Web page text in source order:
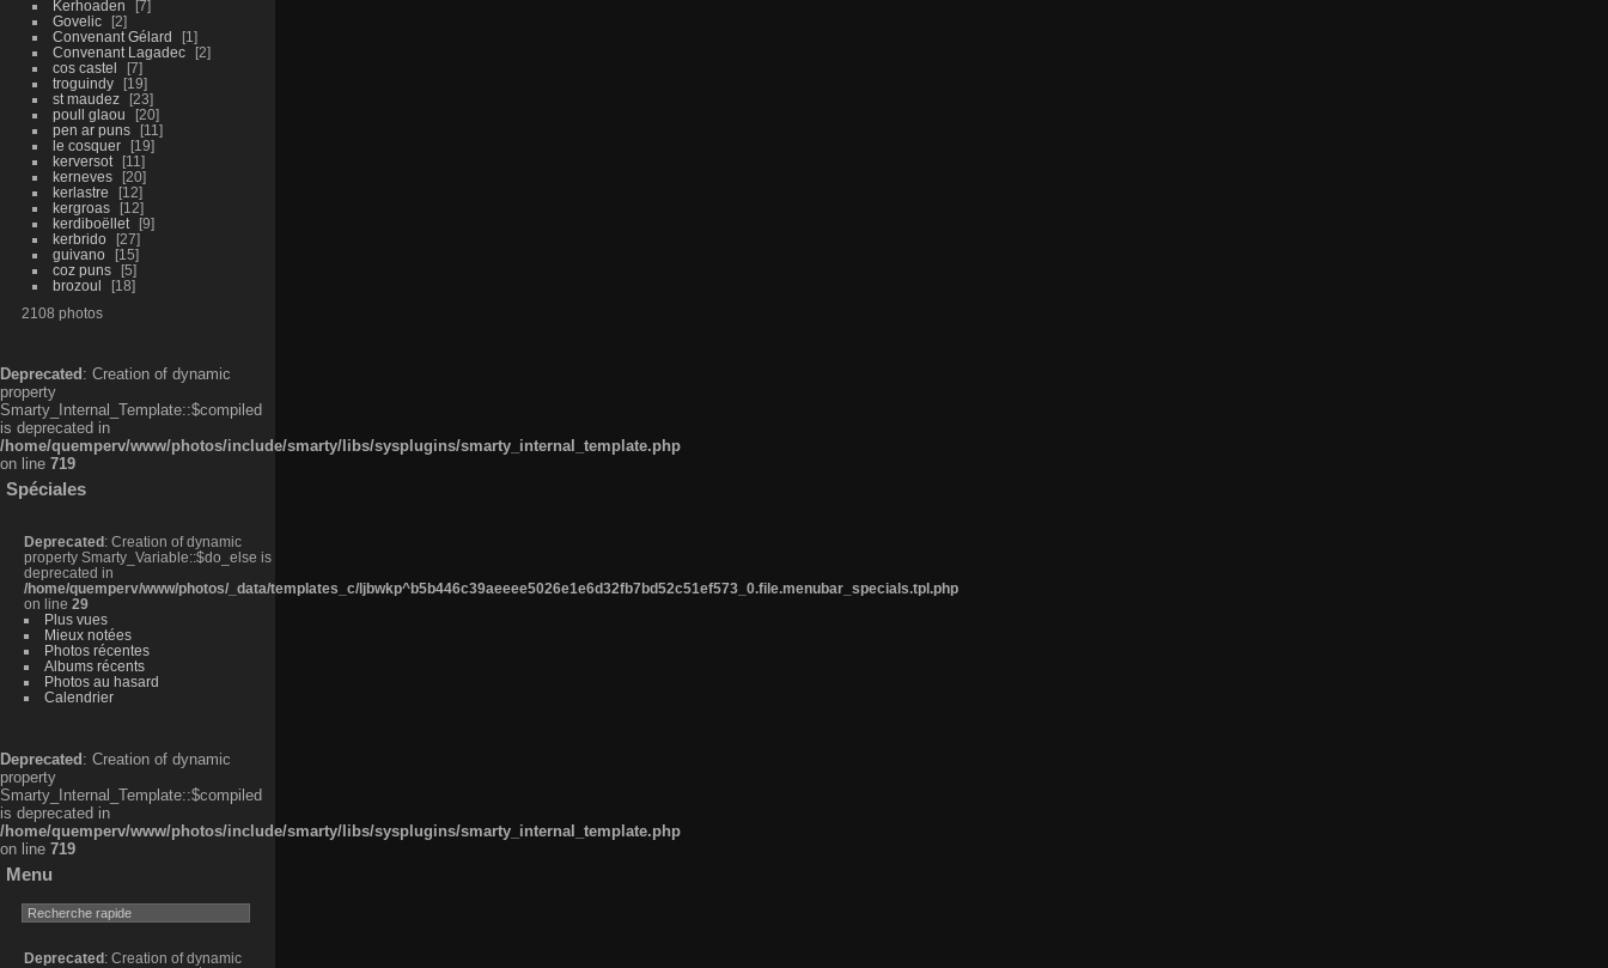
Kerhoaden
7
Govelic
2
Convenant Gélard
1
Convenant Lagadec
2
cos castel
7
troguindy
19
st maudez
23
poull glaou
20
pen ar puns
11
le cosquer
19
kerversot
11
kerneves
20
kerlastre
12
kergroas
12
kerdiboëllet
9
kerbrido
27
guivano
15
coz puns
5
brozoul
18
2108 photos
Deprecated : Creation of dynamic
property
Smarty_Internal_Template::$compiled
is deprecated in
/home/quemperv/www/photos/include/smarty/libs/sysplugins/smarty_internal_template.php
on line 719
Spéciales
Deprecated : Creation of dynamic
property Smarty_Variable::$do_else is
deprecated in
/home/quemperv/www/photos/_data/templates_c/ljbwkp^b5b446c39aeeee5026e1e6d32fb7bd52c51ef573_0.file.menubar_specials.tpl.php
on line 29
Plus vues
Mieux notées
Photos récentes
Albums récents
Photos au hasard
Calendrier
Deprecated : Creation of dynamic
property
Smarty_Internal_Template::$compiled
is deprecated in
/home/quemperv/www/photos/include/smarty/libs/sysplugins/smarty_internal_template.php
on line 719
Menu
Deprecated : Creation of dynamic